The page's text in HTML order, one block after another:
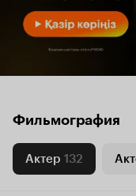
Фильмография
Актер 132